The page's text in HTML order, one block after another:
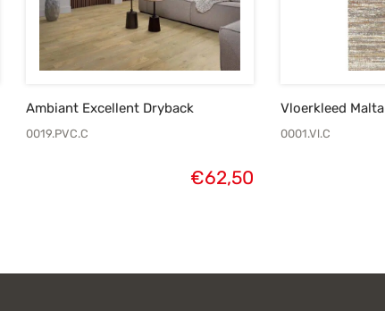
Ambiant Excellent Dryback
0019.PVC.C
€62,50
Vloerkleed Malta
0001.Vl.C